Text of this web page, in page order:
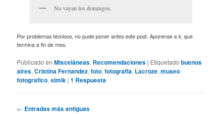
No vayan los domingos.
Por problemas técnicos, no pude poner antes este post. Apúrense a ir, que
termina a fin de mes.
Publicado en Misceláneas, Recomendaciones | Etiquetado buenos
aires,Cristina Fernandez,foto,fotografia, Lacroze,museo
fotografico,simik |1 Respuesta
Navegación
← Entradas más antiguas